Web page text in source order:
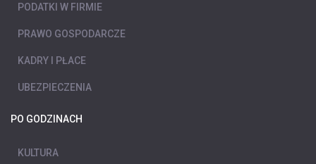
PODATKI W FIRMIE
PRAWO GOSPODARCZE
KADRY I PŁACE
UBEZPIECZENIA
PO GODZINACH
KULTURA